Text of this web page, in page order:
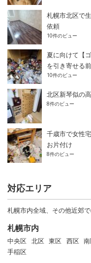
札幌市北区で
依頼
10件のビュー
夏に向けて【
を引き寄せる
10件のビュー
北区新琴似の
8件のビュー
千歳市で女性
お片付け
8件のビュー
対応エリア
札幌市内全域、その他近郊
札幌市内
中央区 北区 東区 西区
手稲区